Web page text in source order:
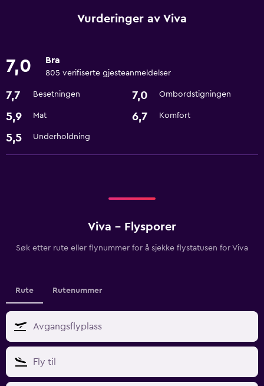
Vurderinger av Viva
7,0 Bra
805 verifiserte gjesteanmeldelser
7,7 Besetningen 7,0 Ombordstigningen
5,9 Mat 6,7 Komfort
5,5 Underholdning
Viva - Flysporer
Søk etter rute eller flynummer for å sjekke flystatusen for Viva
Rute Rutenummer